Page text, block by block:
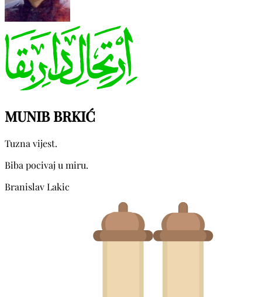
MUNIB BRKIĆ
Tuzna vijest.
Biba pocivaj u miru.
Branislav Lakic